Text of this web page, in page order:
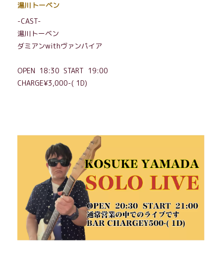
湯川トーベン
-CAST-
湯川トーベン
ダミアンwithヴァンパイア
OPEN 18:30 START 19:00
CHARGE¥3,000-( 1D)